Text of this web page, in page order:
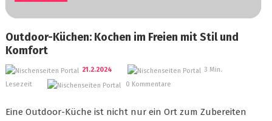
Outdoor-Küchen: Kochen im Freien mit Stil und
Komfort
21.2.2024
3 Min.
Lesezeit
0 Kommentare
Eine Outdoor-Küche ist nicht nur ein Ort zum Zubereiten